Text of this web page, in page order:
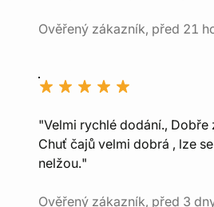
Ověřený zákazník, před 21
"Velmi rychlé dodání., Dobře
Chuť čajů velmi dobrá , lze
nelžou."
Ověřený zákazník, před 3